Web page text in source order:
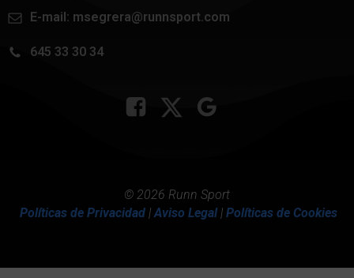
E-mail: msegrera@runnsport.com
645 33 30 34
© 2026 Runn Sport
Políticas de Privacidad |Aviso Legal | Políticas de Cookies